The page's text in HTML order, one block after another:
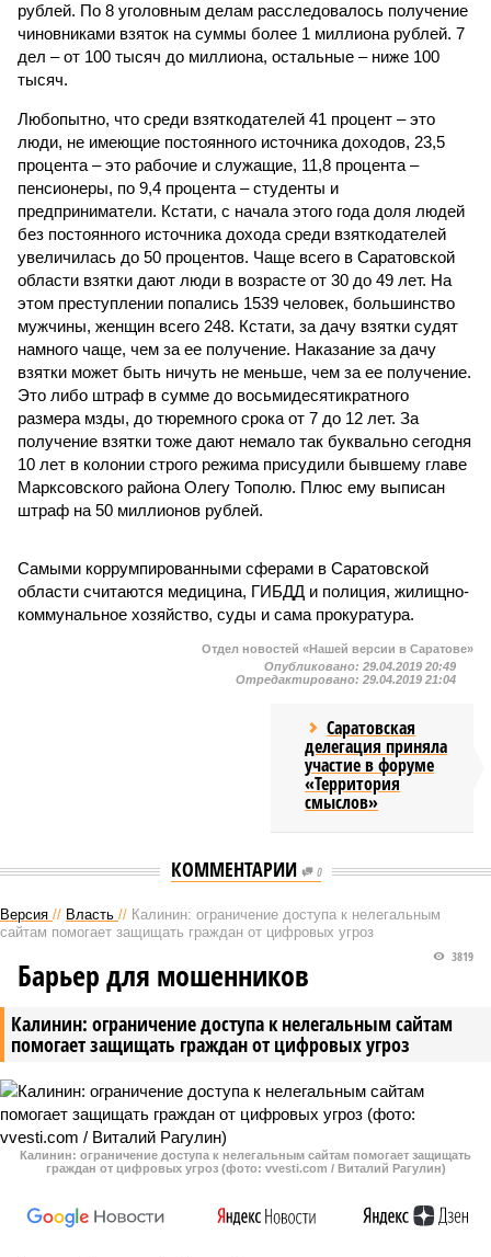
рублей. По 8 уголовным делам расследовалось получение
чиновниками взяток на суммы более 1 миллиона рублей. 7
дел – от 100 тысяч до миллиона, остальные – ниже 100
тысяч.
Любопытно, что среди взяткодателей 41 процент – это
люди, не имеющие постоянного источника доходов, 23,5
процента – это рабочие и служащие, 11,8 процента –
пенсионеры, по 9,4 процента – студенты и
предприниматели. Кстати, с начала этого года доля людей
без постоянного источника дохода среди взяткодателей
увеличилась до 50 процентов. Чаще всего в Саратовской
области взятки дают люди в возрасте от 30 до 49 лет. На
этом преступлении попались 1539 человек, большинство
мужчины, женщин всего 248. Кстати, за дачу взятки судят
намного чаще, чем за ее получение. Наказание за дачу
взятки может быть ничуть не меньше, чем за ее получение.
Это либо штраф в сумме до восьмидесятикратного
размера мзды, до тюремного срока от 7 до 12 лет. За
получение взятки тоже дают немало так буквально сегодня
10 лет в колонии строго режима присудили бывшему главе
Марксовского района Олегу Тополю. Плюс ему выписан
штраф на 50 миллионов рублей.
Самыми коррумпированными сферами в Саратовской
области считаются медицина, ГИБДД и полиция, жилищно-
коммунальное хозяйство, суды и сама прокуратура.
Отдел новостей «Нашей версии в Саратове»
Опубликовано: 29.04.2019 20:49
Отредактировано: 29.04.2019 21:04
Саратовская
делегация приняла
участие в форуме
«Территория
смыслов»
КОММЕНТАРИИ 0
Версия // Власть // Калинин: ограничение доступа к нелегальным
сайтам помогает защищать граждан от цифровых угроз
Калинин: ограничение доступа к нелегальным сайтам
помогает защищать граждан от цифровых угроз
3819
Барьер для мошенников
Калинин: ограничение доступа к нелегальным сайтам помогает защищать
граждан от цифровых угроз (фото: vvesti.com / Виталий Рагулин)